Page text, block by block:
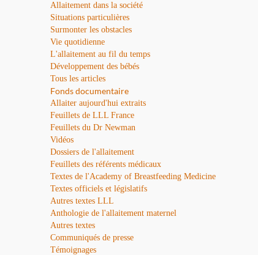
Allaitement dans la société
Situations particulières
Surmonter les obstacles
Vie quotidienne
L'allaitement au fil du temps
Développement des bébés
Tous les articles
Fonds documentaire
Allaiter aujourd'hui extraits
Feuillets de LLL France
Feuillets du Dr Newman
Vidéos
Dossiers de l'allaitement
Feuillets des référents médicaux
Textes de l'Academy of Breastfeeding Medicine
Textes officiels et législatifs
Autres textes LLL
Anthologie de l'allaitement maternel
Autres textes
Communiqués de presse
Témoignages